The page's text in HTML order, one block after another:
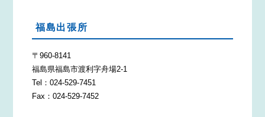
福島出張所
〒960-8141
福島県福島市渡利字舟場2-1
Tel：024-529-7451
Fax：024-529-7452